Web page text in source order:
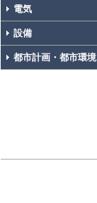
電気
設備
都市計画・都市環境